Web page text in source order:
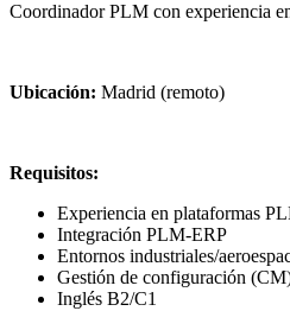
Coordinador PLM con experiencia
Ubicación: Madrid (remoto)
Requisitos:
Experiencia en plataformas
Integración PLM-ERP
Entornos industriales/
Gestión de configuración
Inglés B2/C1